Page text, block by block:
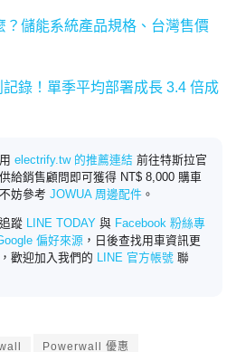
儲能系統產品規格、台灣售價
錄！單季平均部署成長 3.4 倍成
electrify.tw 的推薦連結 前往特斯拉官
給銷售顧問即可獲得 NT$ 8,000 購車
妨參考 JOWUA 周邊配件 。
蹤 LINE TODAY 與 Facebook 粉絲專
偏好來源 ，日後查找用車資訊更
歡迎加入我們的 LINE 官方帳號 聯
Powerwall 優惠